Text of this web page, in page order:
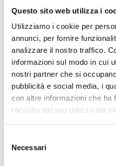
Questo sito web utilizza i
Utilizziamo i cookie per
annunci, per fornire
analizzare il nostro traffico.
informazioni sul modo in cui
nostri partner che si
pubblicità e social media, i
con altre informazioni che ha
raccolto dal suo utilizzo dei
delNecessari
contributi possono
qualsiasi delle lingue
questionario richiede
completato. La
proposta sul prossimo
2018. La consultazione
2018. [su_button
url="http://
innovazione-pmi-e-